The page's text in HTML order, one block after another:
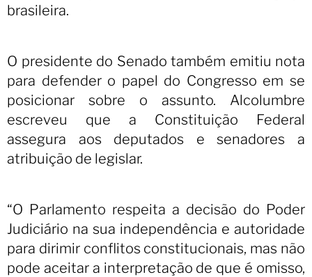
brasileira.
O presidente do Senado também emitiu nota
para defender o papel do Congresso em se
posicionar sobre o assunto. Alcolumbre
escreveu que a Constituição Federal
assegura aos deputados e senadores a
atribuição de legislar.
“O Parlamento respeita a decisão do Poder
Judiciário na sua independência e autoridade
para dirimir conflitos constitucionais, mas não
pode aceitar a interpretação de que é omisso,